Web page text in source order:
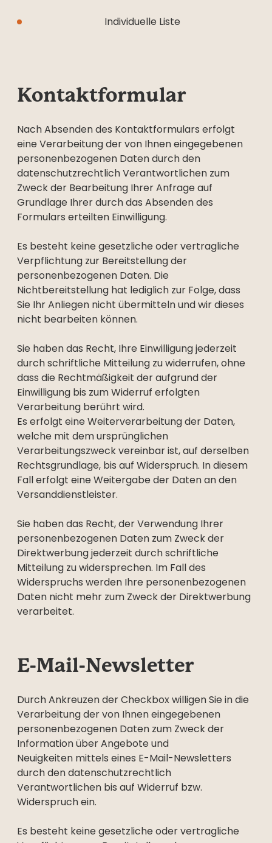
Individuelle Liste
Kontaktformular
Nach Absenden des Kontaktformulars erfolgt
eine Verarbeitung der von Ihnen eingegebenen
personenbezogenen Daten durch den
datenschutzrechtlich Verantwortlichen zum
Zweck der Bearbeitung Ihrer Anfrage auf
Grundlage Ihrer durch das Absenden des
Formulars erteilten Einwilligung.
Es besteht keine gesetzliche oder vertragliche
Verpflichtung zur Bereitstellung der
personenbezogenen Daten. Die
Nichtbereitstellung hat lediglich zur Folge, dass
Sie Ihr Anliegen nicht übermitteln und wir dieses
nicht bearbeiten können.
Sie haben das Recht, Ihre Einwilligung jederzeit
durch schriftliche Mitteilung zu widerrufen, ohne
dass die Rechtmäßigkeit der aufgrund der
Einwilligung bis zum Widerruf erfolgten
Verarbeitung berührt wird.
Es erfolgt eine Weiterverarbeitung der Daten,
welche mit dem ursprünglichen
Verarbeitungszweck vereinbar ist, auf derselben
Rechtsgrundlage, bis auf Widerspruch. In diesem
Fall erfolgt eine Weitergabe der Daten an den
Versanddienstleister.
Sie haben das Recht, der Verwendung Ihrer
personenbezogenen Daten zum Zweck der
Direktwerbung jederzeit durch schriftliche
Mitteilung zu widersprechen. Im Fall des
Widerspruchs werden Ihre personenbezogenen
Daten nicht mehr zum Zweck der Direktwerbung
verarbeitet.
E-Mail-Newsletter
Durch Ankreuzen der Checkbox willigen Sie in die
Verarbeitung der von Ihnen eingegebenen
personenbezogenen Daten zum Zweck der
Information über Angebote und
Neuigkeiten mittels eines E-Mail-Newsletters
durch den datenschutzrechtlich
Verantwortlichen bis auf Widerruf bzw.
Widerspruch ein.
Es besteht keine gesetzliche oder vertragliche